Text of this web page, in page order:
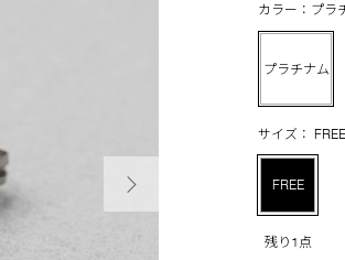
カラー：プラ
プラチナム
サイズ： FREE
FREE
残り1点